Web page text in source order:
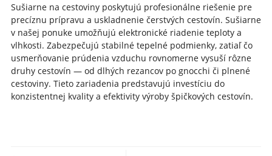
Sušiarne na cestoviny poskytujú profesionálne riešenie pre
precíznu prípravu a uskladnenie čerstvých cestovín. Sušiarne
v našej ponuke umožňujú elektronické riadenie teploty a
vlhkosti. Zabezpečujú stabilné tepelné podmienky, zatiaľ čo
usmerňovanie prúdenia vzduchu rovnomerne vysuší rôzne
druhy cestovín — od dlhých rezancov po gnocchi či plnené
cestoviny. Tieto zariadenia predstavujú investíciu do
konzistentnej kvality a efektivity výroby špičkových cestovín.